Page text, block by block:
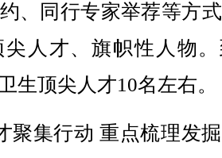
、同行专家举荐等方
人才、旗帜性人物。
生顶尖人才10名左右。
集行动 重点梳理发掘